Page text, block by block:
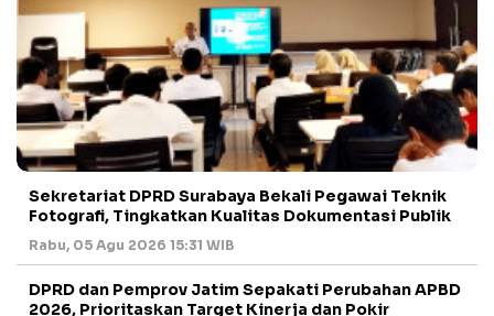
Sekretariat DPRD Surabaya Bekali Pegawai Teknik
Fotografi, Tingkatkan Kualitas Dokumentasi Publik
Rabu, 05 Agu 2026 15:31 WIB
DPRD dan Pemprov Jatim Sepakati Perubahan APBD
2026, Prioritaskan Target Kinerja dan Pokir